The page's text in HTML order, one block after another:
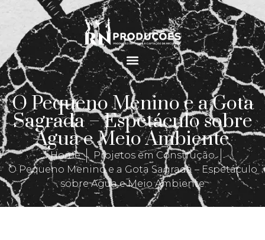
O Pequeno Menino e a Gota
Sagrada – Espetáculo sobre
Agua e Meio Ambiente
Home
Projetos em Construção
O Pequeno Menino e a Gota Sagrada – Espetáculo
sobre Agua e Meio Ambiente